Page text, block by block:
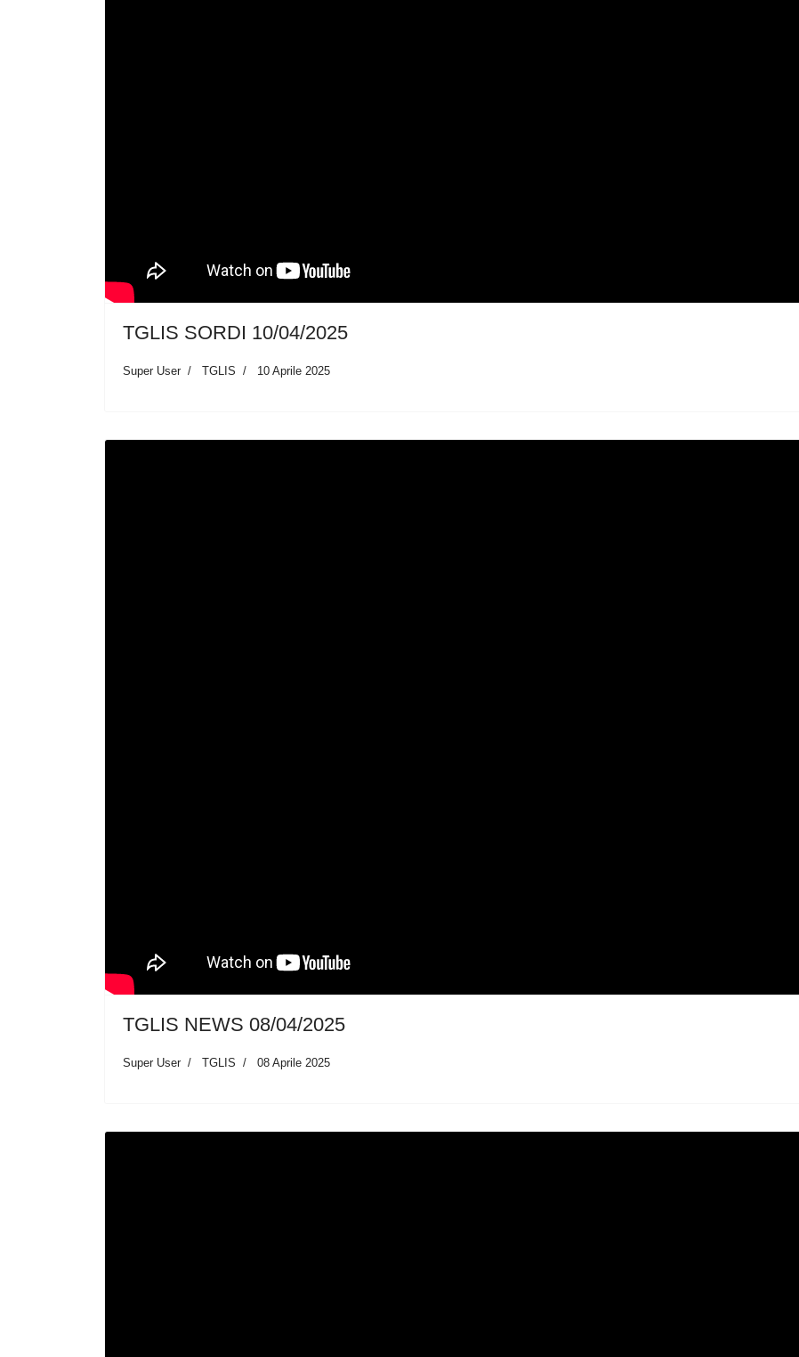
TGLIS SORDI 10/04/2025
Super User TGLIS 10 Aprile 2025
TGLIS NEWS 08/04/2025
Super User TGLIS 08 Aprile 2025